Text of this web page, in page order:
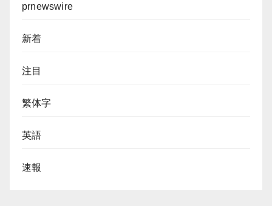
prnewswire
新着
注目
繁体字
英語
速報